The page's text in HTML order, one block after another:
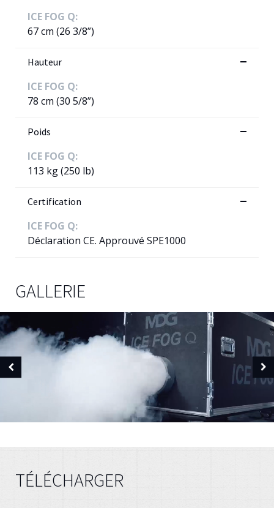
ICE FOG Q:
67 cm (26 3/8”)
Hauteur
ICE FOG Q:
78 cm (30 5/8”)
Poids
ICE FOG Q:
113 kg (250 lb)
Certification
ICE FOG Q:
Déclaration CE. Approuvé SPE1000
GALLERIE
TÉLÉCHARGER